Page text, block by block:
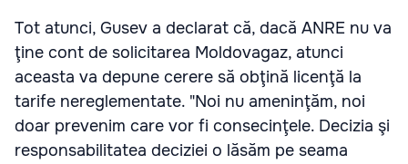
Tot atunci, Gusev a declarat că, dacă ANRE nu va
ţine cont de solicitarea Moldovagaz, atunci
aceasta va depune cerere să obţină licenţă la
tarife nereglementate. "Noi nu ameninţăm, noi
doar prevenim care vor fi consecinţele. Decizia şi
responsabilitatea deciziei o lăsăm pe seama